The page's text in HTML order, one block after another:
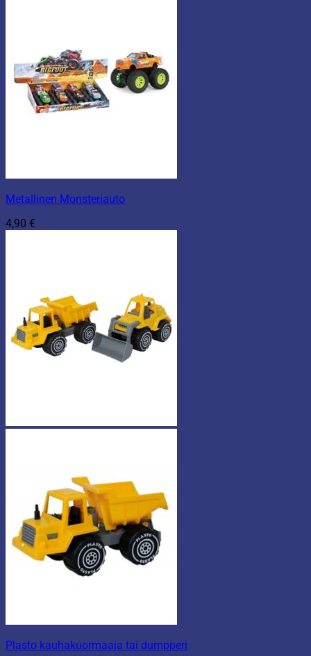
Metallinen Monsteriauto
4,90 €
Plasto kauhakuormaaja tai dumpperi